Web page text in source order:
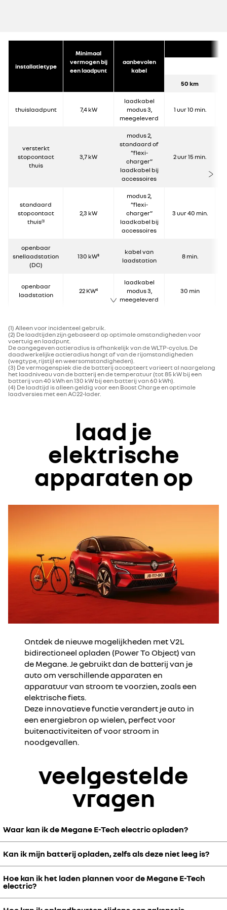
installatietype
Minimaal
vermogen bij
een laadpunt
aanbevolen
kabel
50 km
thuislaadpunt 7,4 kW
laadkabel
modus 3,
meegeleverd
1 uur 10 min.
versterkt
stopcontact
thuis
3,7 kW
modus 2,
standaard of
“flexi-
charger”
laadkabel bij
accessoires
2 uur 15 min.
standaard
stopcontact
thuis(1)
2,3 kW
modus 2,
“flexi-
charger”
laadkabel bij
accessoires
3 uur 40 min.
openbaar
snellaadstation
(DC)
130 kW³
kabel van
laadstation
8 min.
openbaar
laadstation
22 KW⁴
laadkabel
modus 3,
meegeleverd
30 min
(1) Alleen voor incidenteel gebruik.
(2) De laadtijden zijn gebaseerd op optimale omstandigheden voor
voertuig en laadpunt.
De aangegeven actieradius is afhankelijk van de WLTP-cyclus. De
daadwerkelijke actieradius hangt af van de rijomstandigheden
(wegtype, rijstijl en weersomstandigheden).
(3) De vermogenspiek die de batterij accepteert varieert al naargelang
het laadniveau van de batterij en de temperatuur (tot 85 kW bij een
batterij van 40 kWh en 130 kW bij een batterij van 60 kWh).
(4) De laadtijd is alleen geldig voor een Boost Charge en optimale
laadversies met een AC22-lader.
laad je
elektrische
apparaten op
Ontdek de nieuwe mogelijkheden met V2L
bidirectioneel opladen (Power To Object) van
de Megane. Je gebruikt dan de batterij van je
auto om verschillende apparaten en
apparatuur van stroom te voorzien, zoals een
elektrische fiets.
Deze innovatieve functie verandert je auto in
een energiebron op wielen, perfect voor
buitenactiviteiten of voor stroom in
noodgevallen.
veelgestelde
vragen
Waar kan ik de Megane E-Tech electric opladen?
De Megane E-Tech electric:
Thuissluit je hem aan op het door een partner van Renault
geïnstalleerde thuislaadpunt.
laadstations.
Kan ik mijn batterij opladen, zelfs als deze niet leeg is?
De batterij van de Megane E-Tech electric heeft geen geheugen. De
lithium-ion-technologie die in deze batterij wordt gebruikt, is de
beste op de markt. Hiermee wordtje actieradius geoptimaliseerd.
Hoe kan ik het laden plannen voor de Megane E-Tech
electric?